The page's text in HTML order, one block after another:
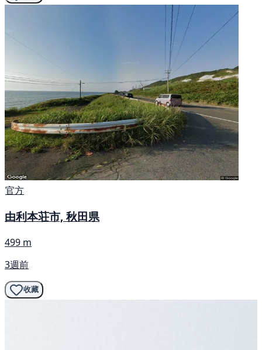
官方
由利本荘市, 秋田県
499 m
3週前
收藏